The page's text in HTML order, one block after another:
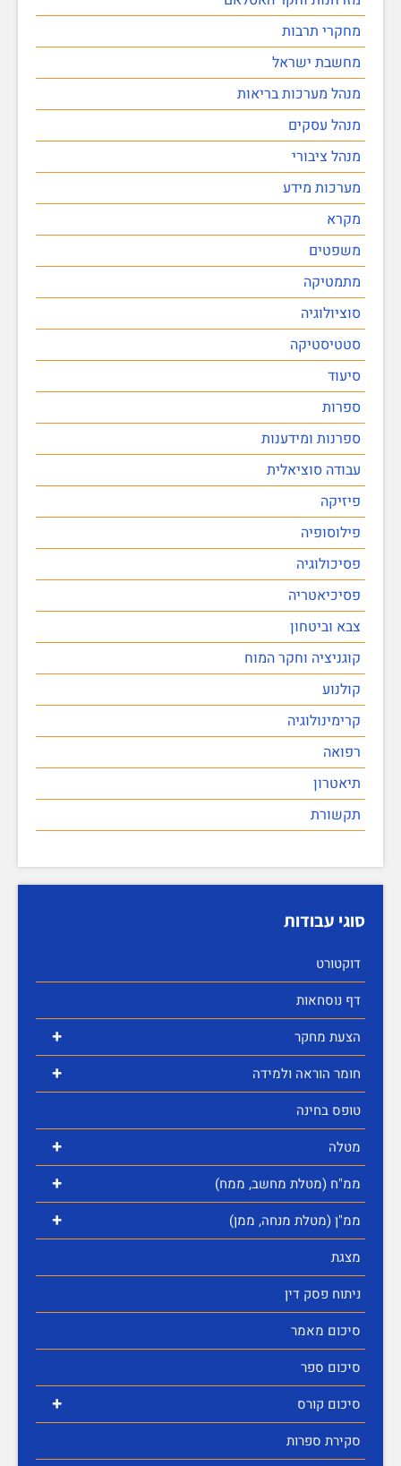
מחקרי תרבות
מחשבת ישראל
מנהל מערכות בריאות
מנהל עסקים
מנהל ציבורי
מערכות מידע
מקרא
משפטים
מתמטיקה
סוציולוגיה
סטטיסטיקה
סיעוד
ספרות
ספרנות ומידענות
עבודה סוציאלית
פיזיקה
פילוסופיה
פסיכולוגיה
פסיכיאטריה
צבא וביטחון
קוגניציה וחקר המוח
קולנוע
קרימינולוגיה
רפואה
תיאטרון
תקשורת
סוגי עבודות
דוקטורט
דף נוסחאות
+ הצעת מחקר
+
חומר הוראה ולמידה
טופס בחינה
+ מטלה
+ ממ"ח (מטלת מחשב, ממח)
+
ממ"ן (מטלת מנחה, ממן)
מצגת
ניתוח פסק דין
סיכום מאמר
סיכום ספר
+
סיכום קורס
סקירת ספרות